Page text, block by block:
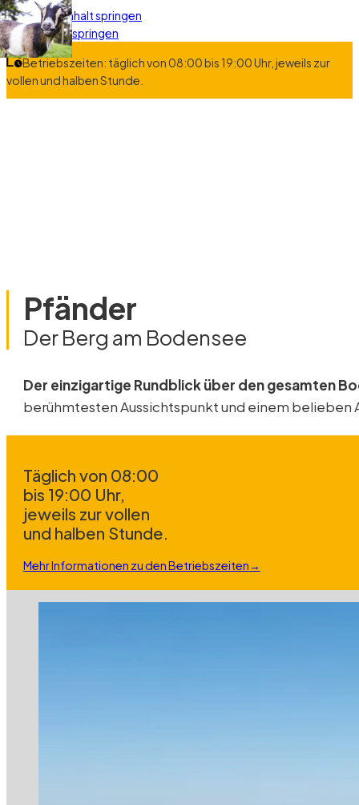
Zum Hauptinhalt springen
Zum Footer springen
Betriebszeiten: täglich von 08:00 bis 19:00 Uhr, jeweils zur
vollen und halben Stunde.
Pfänder
Der Berg am Bodensee
Der einzigartige Rundblick über den gesamten
berühmtesten Aussichtspunkt und einem belieben
täglich von 08:00
bis 19:00 Uhr,
jeweils zur vollen
und halben Stunde.
Mehr Informationen zu den Betriebszeiten